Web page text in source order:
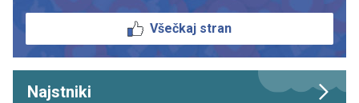
Všečkaj stran
Najstniki